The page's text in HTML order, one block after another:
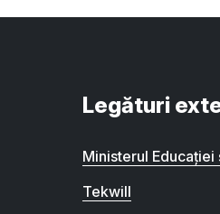
Legături
Ministerul
Tekwill